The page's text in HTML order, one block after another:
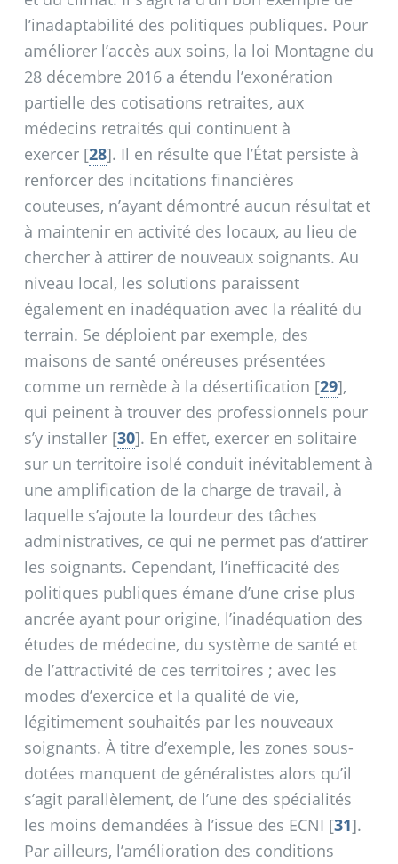
l’inadaptabilité des politiques publiques. Pour
améliorer l’accès aux soins, la loi Montagne du
28 décembre 2016 a étendu l’exonération
partielle des cotisations retraites, aux
médecins retraités qui continuent à
exercer[28]. Il en résulte que l’État persiste à
renforcer des incitations financières
couteuses, n’ayant démontré aucun résultat et
à maintenir en activité des locaux, au lieu de
chercher à attirer de nouveaux soignants. Au
niveau local, les solutions paraissent
également en inadéquation avec la réalité du
terrain. Se déploient par exemple, des
maisons de santé onéreuses présentées
comme un remède à la désertification [29],
qui peinent à trouver des professionnels pour
s’y installer[30]. En effet, exercer en solitaire
sur un territoire isolé conduit inévitablement à
une amplification de la charge de travail, à
laquelle s’ajoute la lourdeur des tâches
administratives, ce qui ne permet pas d’attirer
les soignants. Cependant, l’inefficacité des
politiques publiques émane d’une crise plus
ancrée ayant pour origine, l’inadéquation des
études de médecine, du système de santé et
de l’attractivité de ces territoires ; avec les
modes d’exercice et la qualité de vie,
légitimement souhaités par les nouveaux
soignants. À titre d’exemple, les zones sous-
dotées manquent de généralistes alors qu’il
s’agit parallèlement, de l’une des spécialités
les moins demandées à l’issue des ECNI [31].
Par ailleurs, l’amélioration des conditions